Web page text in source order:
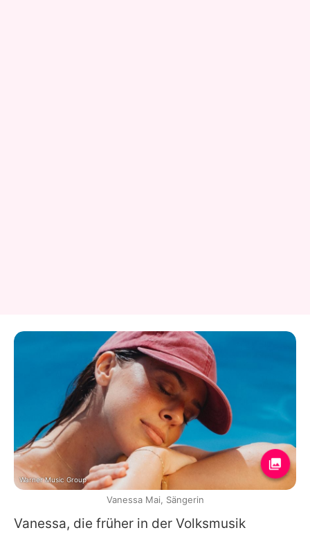
Vanessa, die früher in der Volksmusik
Warner Music Group
Vanessa Mai, Sängerin